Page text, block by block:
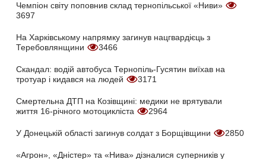
Чемпіон світу поповнив склад тернопільської «Ниви»
3697
На Харківському напрямку загинув нацгвардієць з
Теребовлянщини
3466
Скандал: водій автобуса Тернопіль-Гусятин виїхав на
тротуар і кидався на людей
3171
Смертельна ДТП на Козівщині: медики не врятували
життя 16-річного мотоцикліста
2964
У Донецькій області загинув солдат з Борщівщини 2850
«Агрон», «Дністер» та «Нива» дізналися суперників у